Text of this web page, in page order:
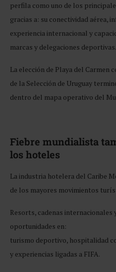
perfila como uno de los
gracias a: su conectividad aérea,
experiencia internacional y
marcas y delegaciones deportivas.
La elección de Playa del Carmen
de la Selección de Uruguay
dentro del mapa operativo del
Fiebre mundialista
los hoteles
La industria hotelera del Caribe
de los mayores movimientos
Resorts, cadenas
oportunidades en:
turismo deportivo, hospitalidad
y experiencias ligadas a FIFA.